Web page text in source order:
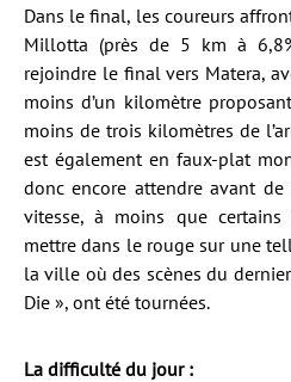
Dans le final, les coureurs
Millotta (près de 5 km à
rejoindre le final vers Matera,
moins d’un kilomètre
moins de trois kilomètres de
est également en faux-plat
donc encore attendre avant
vitesse, à moins que
mettre dans le rouge sur une
la ville où des scènes du
Die », ont été tournées.
La difficulté du jour :